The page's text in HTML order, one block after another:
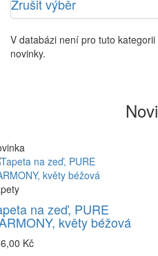
Zrušit výběr
V databázi není pro tuto
novinky.
na zeď, PURE
květy béžová
Kč